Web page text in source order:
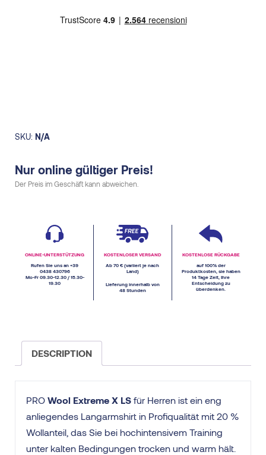
SKU: N/A
Nur online gültiger Preis!
Der Preis im Geschäft kann abweichen.
ONLINE-UNTERSTÜTZUNG
Rufen Sie uns an +39
0438 430796
Mo-Fr 09.30-12.30 / 15.30-
19.30
KOSTENLOSER VERSAND
Ab 70 € (variiert je nach
Land)
Lieferung innerhalb von
48 Stunden
KOSTENLOSE RÜCKGABE
auf 100% der
Produktkosten, sie haben
14 Tage Zeit, Ihre
Entscheidung zu
überdenken.
DESCRIPTION
PRO Wool Extreme X LS für Herren ist ein eng
anliegendes Langarmshirt in Profiqualität mit 20 %
Wollanteil, das Sie bei hochintensivem Training
unter kalten Bedingungen trocken und warm hält.